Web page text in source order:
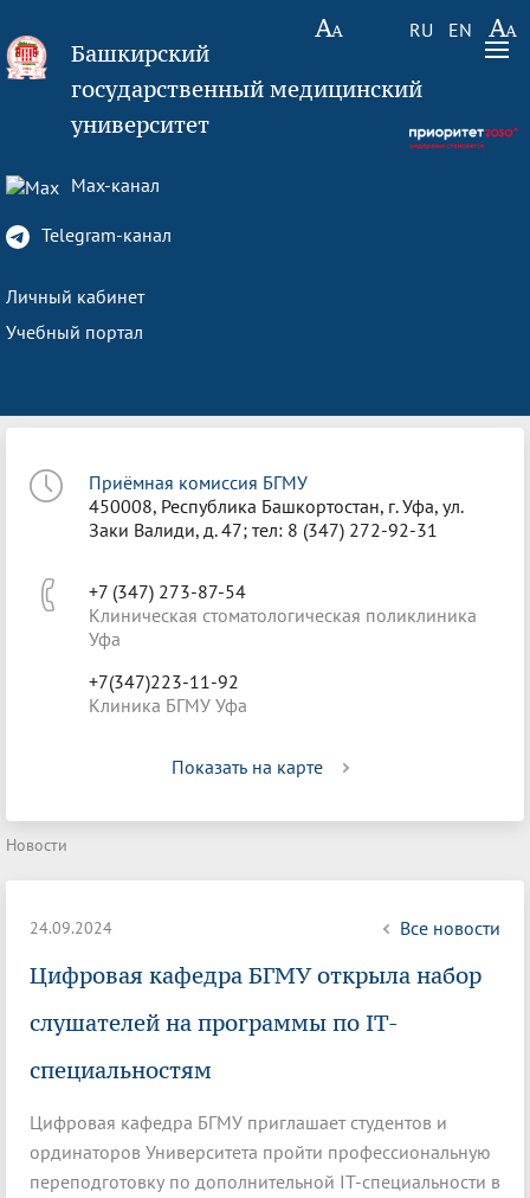
RU EN
Башкирский
государственный медицинский
университет
Max-канал
Telegram-канал
Личный кабинет
Учебный портал
Приёмная комиссия БГМУ
450008, Республика Башкортостан, г. Уфа, ул.
Заки Валиди, д. 47; тел: 8 (347) 272-92-31
+7 (347) 273-87-54
Клиническая стоматологическая поликлиника
Уфа
+7(347)223-11-92
Клиника БГМУ Уфа
Показать на карте
Новости
24.09.2024 Все новости
Цифровая кафедра БГМУ открыла набор
слушателей на программы по IT-
специальностям
Цифровая кафедра БГМУ приглашает студентов и
ординаторов Университета пройти профессиональную
переподготовку по дополнительной IT-специальности в